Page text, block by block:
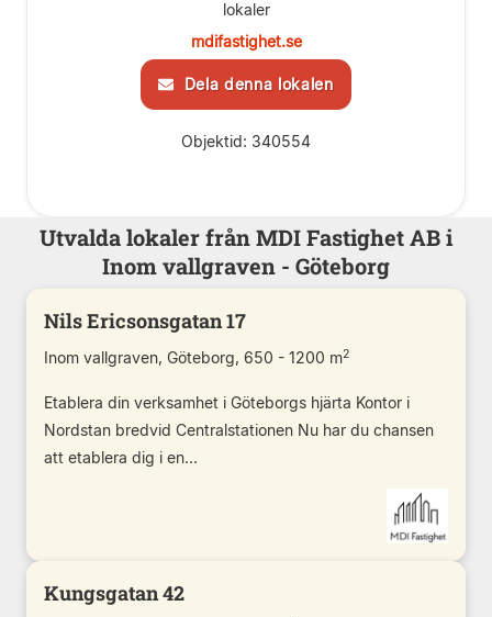
lokaler
mdifastighet.se
Dela denna lokalen
Objektid: 340554
Utvalda lokaler från MDI Fastighet AB i
Inom vallgraven - Göteborg
Nils Ericsonsgatan 17
Inom vallgraven, Göteborg, 650 - 1200 m2
Etablera din verksamhet i Göteborgs hjärta Kontor i
Nordstan bredvid Centralstationen Nu har du chansen
att etablera dig i en...
Kungsgatan 42